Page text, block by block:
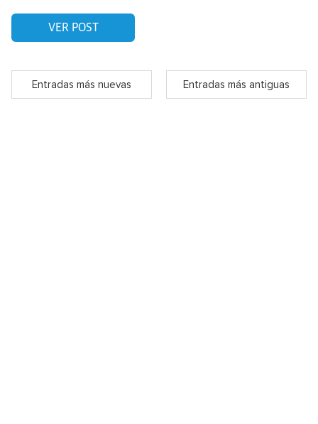
VER POST
Entradas más nuevas Entradas más antiguas